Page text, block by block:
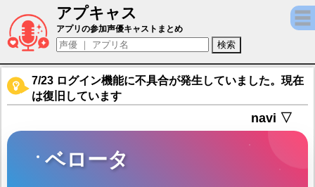
アプキャス
ベロータ（声優：ファイルーズあい)【勝利
アプリの参加声優キャストまとめ
7/23 ログイン機能に不具合が発生していました。現在
は復旧しています
navi ▽
ベロータ